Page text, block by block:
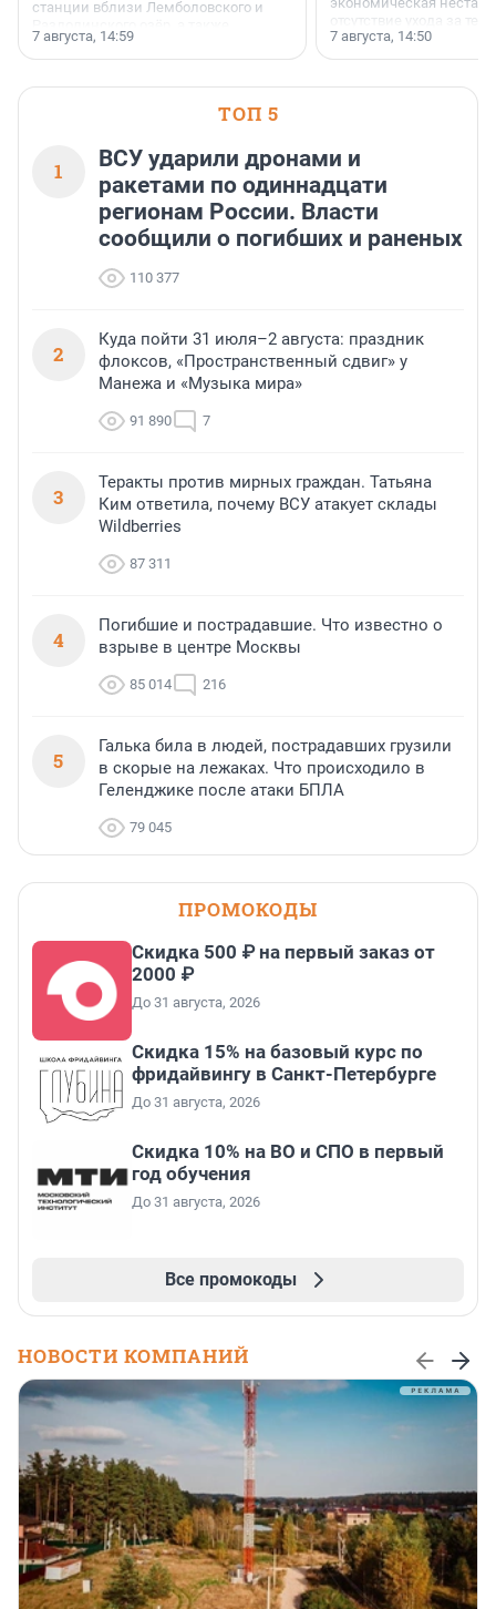
станции вблизи Лемболовского и
недалеко от Большого Тосненского
водопада.
7 августа, 14:59
отсутствие ухода за
сделали своё дело.
7 августа, 14:50
ТОП 5
1
ВСУ ударили дронами и
ракетами по одиннадцати
регионам России. Власти
сообщили о погибших и раненых
110 377
2
Куда пойти 31 июля–2 августа: праздник
флоксов, «Пространственный сдвиг» у
Манежа и «Музыка мира»
91 890 7
3
Теракты против мирных граждан. Татьяна
Ким ответила, почему ВСУ атакует склады
Wildberries
87 311
4
Погибшие и пострадавшие. Что известно о
взрыве в центре Москвы
85 014 216
5
Галька била в людей, пострадавших грузили
в скорые на лежаках. Что происходило в
Геленджике после атаки БПЛА
79 045
ПРОМОКОДЫ
Скидка 500 ₽ на первый заказ от
2000 ₽
До 31 августа, 2026
Скидка 15% на базовый курс по
фридайвингу в Санкт-Петербурге
До 31 августа, 2026
Скидка 10% на ВО и СПО в первый
год обучения
До 31 августа, 2026
Все промокоды
НОВОСТИ КОМПАНИЙ